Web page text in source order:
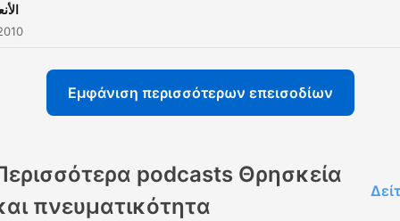
Εμφάνιση περισσότερων επεισοδίων
podcasts Θρησκεία
πνευματικότητα